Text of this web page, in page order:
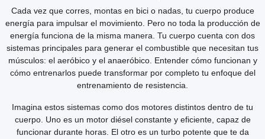
Cada vez que corres, montas en bici o nadas, tu cuerpo produce
energía para impulsar el movimiento. Pero no toda la producción de
energía funciona de la misma manera. Tu cuerpo cuenta con dos
sistemas principales para generar el combustible que necesitan tus
músculos: el aeróbico y el anaeróbico. Entender cómo funcionan y
cómo entrenarlos puede transformar por completo tu enfoque del
entrenamiento de resistencia.
Imagina estos sistemas como dos motores distintos dentro de tu
cuerpo. Uno es un motor diésel constante y eficiente, capaz de
funcionar durante horas. El otro es un turbo potente que te da